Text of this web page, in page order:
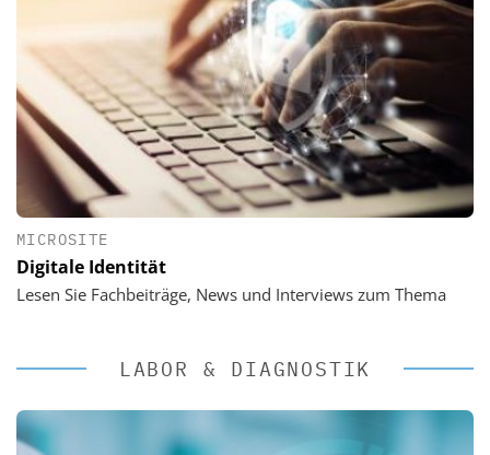
MICROSITE
Digitale Identität
Lesen Sie Fachbeiträge, News und Interviews zum Thema
LABOR & DIAGNOSTIK